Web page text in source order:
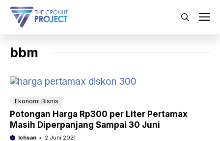
Langsung
bbm
Ekonomi Bisnis
Potongan Harga Rp300 per Liter Pertamax
Masih Diperpanjang Sampai 30 Juni
Ichsan 2 Juni 2021